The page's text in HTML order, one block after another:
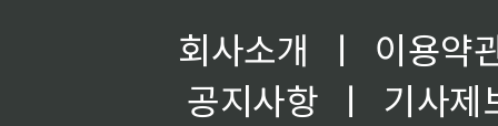
회사소개 ㅣ
이용약
공지사항
ㅣ
기사제